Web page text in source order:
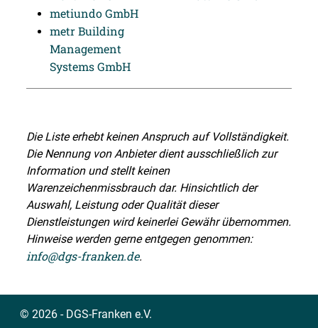
metiundo GmbH
metr Building
Management
Systems GmbH
Die Liste erhebt keinen Anspruch auf Vollständigkeit.
Die Nennung von Anbieter dient ausschließlich zur
Information und stellt keinen
Warenzeichenmissbrauch dar. Hinsichtlich der
Auswahl, Leistung oder Qualität dieser
Dienstleistungen wird keinerlei Gewähr übernommen.
Hinweise werden gerne entgegen genommen:
info@dgs-franken.de.
© 2026 - DGS-Franken e.V.